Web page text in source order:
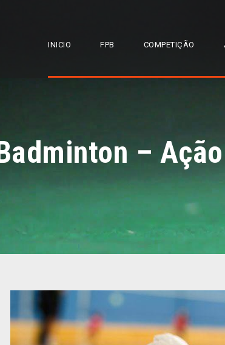
INICIO FPB COMPETIÇÃO
–